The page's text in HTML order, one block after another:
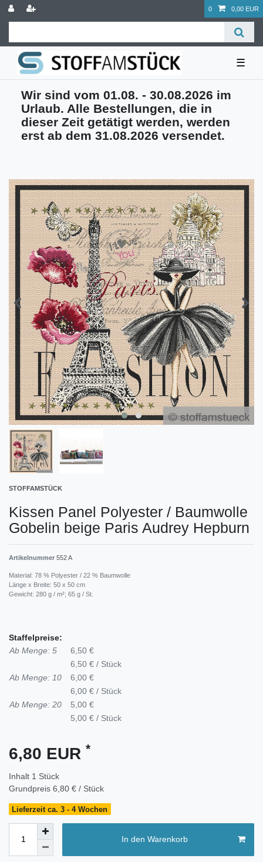
0 0,00 EUR
☰
Wir sind vom 01.08. - 30.08.2026 im
Urlaub. Alle Bestellungen, die in
dieser Zeit getätigt werden, werden
erst ab dem 31.08.2026 versendet.
STOFFAMSTÜCK
Kissen Panel Polyester / Baumwolle
Gobelin beige Paris Audrey Hepburn
Artikelnummer 552 A
Material: 78 % Polyester / 22 % Baumwolle
Länge x Breite: 50 x 50 cm
Gewicht: 280 g / m²; 65 g / St.
Staffelpreise:
Ab Menge: 5
6,50 €
6,50 € / Stück
Ab Menge: 10
6,00 €
6,00 € / Stück
Ab Menge: 20
5,00 €
5,00 € / Stück
6,80 EUR *
Inhalt 1 Stück
Grundpreis 6,80 € / Stück
Lieferzeit ca. 3 - 4 Wochen
In den Warenkorb